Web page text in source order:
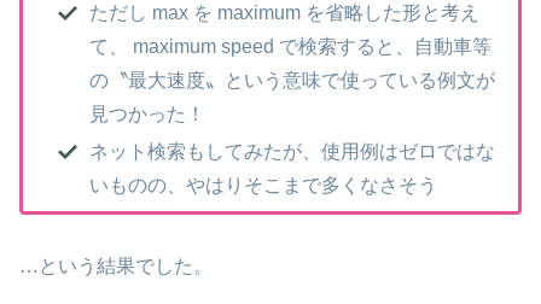
ただし max を maximum を省略した形と考え
て、 maximum speed で検索すると、自動車等
の〝最大速度〟という意味で使っている例文が
見つかった！
ネット検索もしてみたが、使用例はゼロではな
いものの、やはりそこまで多くなさそう
…という結果でした。